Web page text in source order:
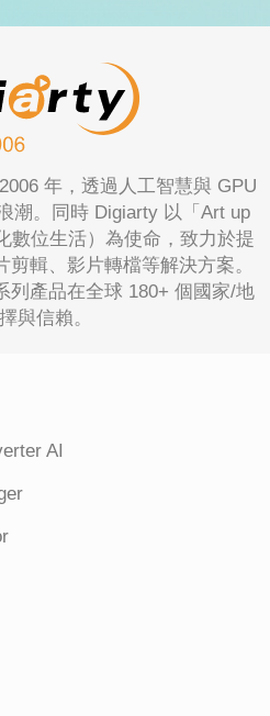
年，透過人工智慧與 GPU
潮。同時 Digiarty 以「Art up
數位生活）為使命，致力於提
輯、影片轉檔等解決方案。
列產品在全球 180+ 個國家/地
與信賴。
AI